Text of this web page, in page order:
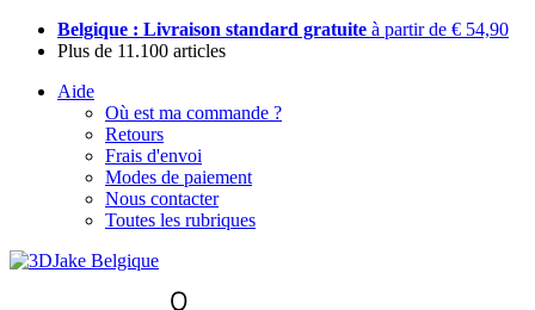
Belgique : Livraison standard gratuite à partir de € 54,90
Plus de 11.100 articles
Aide
Où est ma commande ?
Retours
Frais d'envoi
Modes de paiement
Nous contacter
Toutes les rubriques